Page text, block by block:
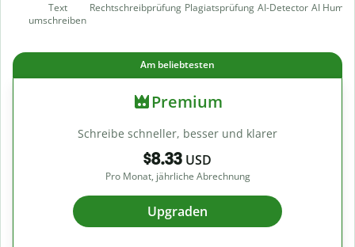
Text
umschreiben
Rechtschreibprüfung Plagiatsprüfung AI-Detector AI
Am beliebtesten
Premium
Schreibe schneller, besser und klarer
$8.33 USD
Pro Monat, jährliche Abrechnung
Upgraden